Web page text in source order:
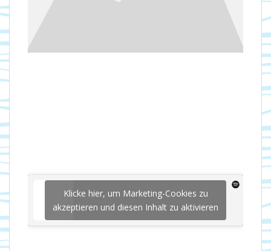
Klicke hier, um Marketing-Cookies zu
akzeptieren und diesen Inhalt zu aktivieren